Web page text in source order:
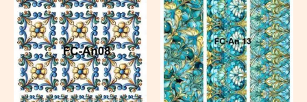
08
quantity
13
quantity